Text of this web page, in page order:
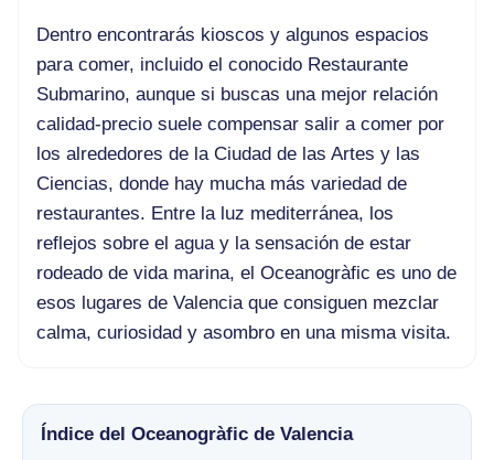
Dentro encontrarás kioscos y algunos espacios
para comer, incluido el conocido Restaurante
Submarino, aunque si buscas una mejor relación
calidad-precio suele compensar salir a comer por
los alrededores de la Ciudad de las Artes y las
Ciencias, donde hay mucha más variedad de
restaurantes. Entre la luz mediterránea, los
reflejos sobre el agua y la sensación de estar
rodeado de vida marina, el Oceanogràfic es uno de
esos lugares de Valencia que consiguen mezclar
calma, curiosidad y asombro en una misma visita.
Índice del Oceanogràfic de Valencia